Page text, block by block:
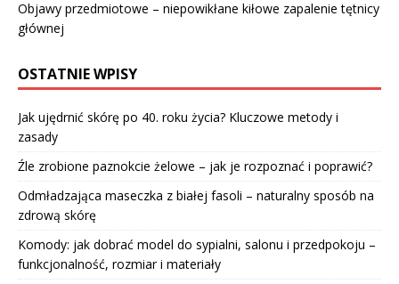
Objawy przedmiotowe – niepowikłane kiłowe zapalenie tętnicy
głównej
OSTATNIE WPISY
Jak ujędrnić skórę po 40. roku życia? Kluczowe metody i
zasady
Źle zrobione paznokcie żelowe – jak je rozpoznać i poprawić?
Odmładzająca maseczka z białej fasoli – naturalny sposób na
zdrową skórę
Komody: jak dobrać model do sypialni, salonu i przedpokoju –
funkcjonalność, rozmiar i materiały